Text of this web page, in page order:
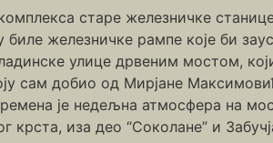
старе железничке
железничке рампе које би
улице дрвеним мостом,
сам добио од Мирјане
је недељна атмосфера на
иза део “Соколане” и